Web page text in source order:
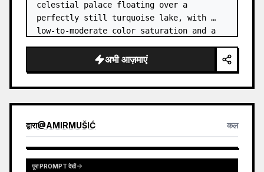
celestial palace floating over a
perfectly still turquoise lake, with
low-to-moderate color saturation and a
composition on an enormous white jade
and pale a…
अभी आज़माएं
द्वारा@AMIRMUŠIĆ कल
पूरा PROMPT देखें